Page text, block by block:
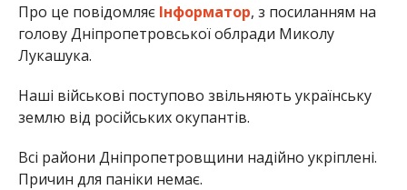
Про це повідомляє Інформатор, з посиланням на
голову Дніпропетровської облради Миколу
Лукашука.
Наші військові поступово звільняють українську
землю від російських окупантів.
Всі райони Дніпропетровщини надійно укріплені.
Причин для паніки немає.